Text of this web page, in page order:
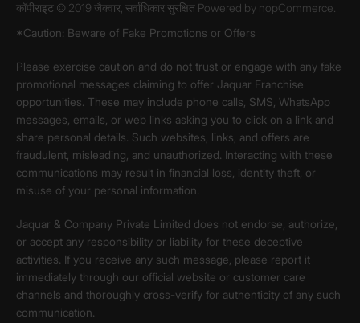
कॉपीराइट © 2019 जैक्वार, सर्वाधिकार सुरक्षित Powered by nopCommerce.
*Caution: Beware of Fake Promotions or Offers
Please exercise caution and do not trust or engage with any fake
promotional messages claiming to offer Jaquar Franchise
opportunities. These may include phone calls, SMS, WhatsApp
messages, emails, or web links asking you to click on a link and
share personal details. Such websites, links, and offers are
fraudulent, misleading, and unauthorized. Interacting with these
communications may result in financial loss, identity theft, or
misuse of your personal information.
Jaquar & Company Private Limited does not endorse, authorize,
or accept any responsibility or liability for these deceptive
activities. If you receive any such message, please report it
immediately through our official website or customer care
channels and thoroughly cross-verify for authenticity of any such
communication.